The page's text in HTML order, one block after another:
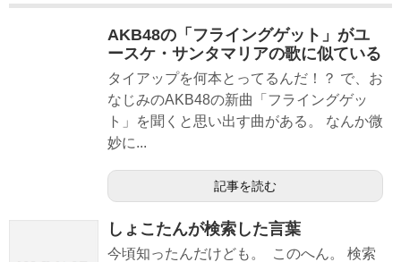
AKB48の「フライングゲット」がユ
ースケ・サンタマリアの歌に似ている
タイアップを何本とってるんだ！？ で、お
なじみのAKB48の新曲「フライングゲッ
ト」を聞くと思い出す曲がある。 なんか微
妙に...
記事を読む
しょこたんが検索した言葉
今頃知ったんだけども。 このへん。 検索